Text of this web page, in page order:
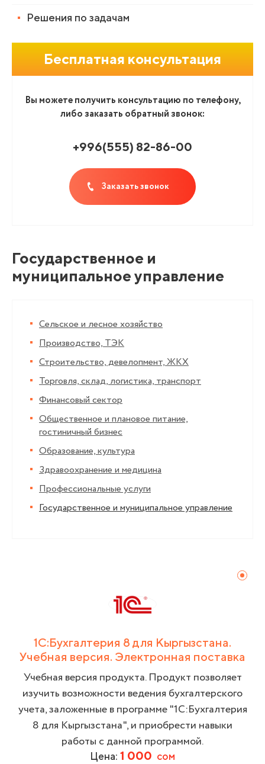
Решения по задачам
Бесплатная консультация
Вы можете получить консультацию по телефону,
либо заказать обратный звонок:
+996(555) 82-86-00
Заказать звонок
Государственное и
муниципальное управление
Сельское и лесное хозяйство
Производство, ТЭК
Строительство, девелопмент, ЖКХ
Торговля, склад, логистика, транспорт
Финансовый сектор
Общественное и плановое питание,
гостиничный бизнес
Образование, культура
Здравоохранение и медицина
Профессиональные услуги
Государственное и муниципальное управление
1С:Бухгалтерия 8 для Кыргызстана.
Учебная версия. Электронная поставка
Учебная версия продукта. Продукт позволяет
изучить возможности ведения бухгалтерского
учета, заложенные в программе "1С:Бухгалтерия
8 для Кыргызстана", и приобрести навыки
работы с данной программой.
Цена: 1 000 сом